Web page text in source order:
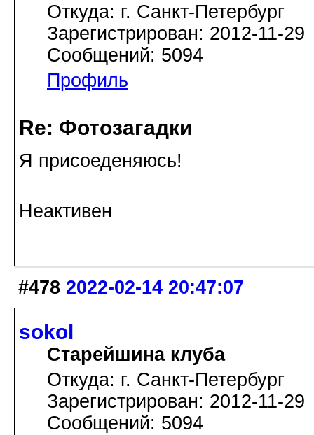
Откуда: г. Санкт-Петербург
Зарегистрирован: 2012-11-29
Сообщений: 5094
Профиль
Re: Фотозагадки
Я присоеденяюсь!
Неактивен
#478 2022-02-14 20:47:07
sokol
Старейшина клуба
Откуда: г. Санкт-Петербург
Зарегистрирован: 2012-11-29
Сообщений: 5094